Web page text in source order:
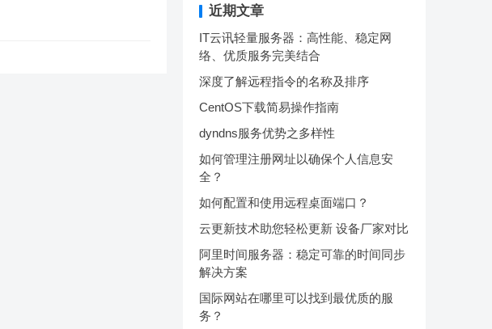
近期文章
IT云讯轻量服务器：高性能、稳定网
络、优质服务完美结合
深度了解远程指令的名称及排序
CentOS下载简易操作指南
dyndns服务优势之多样性
如何管理注册网址以确保个人信息安
全？
如何配置和使用远程桌面端口？
云更新技术助您轻松更新 设备厂家对比
阿里时间服务器：稳定可靠的时间同步
解决方案
国际网站在哪里可以找到最优质的服
务？